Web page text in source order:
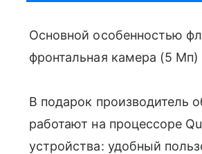
Основной особенностью
фронтальная камера (5
В подарок производитель
работают на процессоре
устройства: удобный